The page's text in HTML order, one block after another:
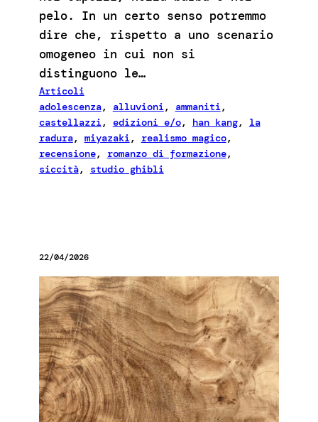
pelo. In un certo senso potremmo
dire che, rispetto a uno scenario
omogeneo in cui non si
distinguono le…
Articoli
adolescenza, alluvioni, ammaniti
castellazzi, edizioni e/o, han kang, la
radura, miyazaki, realismo magico
recensione, romanzo di formazione
siccità, studio ghibli
22/04/2026